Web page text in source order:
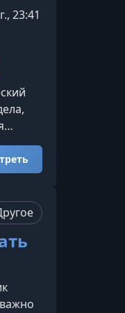
23:41